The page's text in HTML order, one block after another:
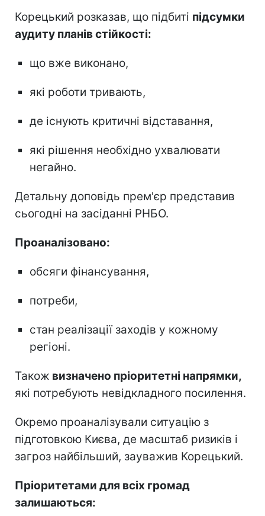
Корецький розказав, що підбиті підсумки
аудиту планів стійкості:
що вже виконано,
які роботи тривають,
де існують критичні відставання,
які рішення необхідно ухвалювати
негайно.
Детальну доповідь прем'єр представив
сьогодні на засіданні РНБО.
Проаналізовано:
обсяги фінансування,
потреби,
стан реалізації заходів у кожному
регіоні.
Також визначено пріоритетні напрямки,
які потребують невідкладного посилення.
Окремо проаналізували ситуацію з
підготовкою Києва, де масштаб ризиків і
загроз найбільший, зауважив Корецький.
Пріоритетами для всіх громад
залишаються: